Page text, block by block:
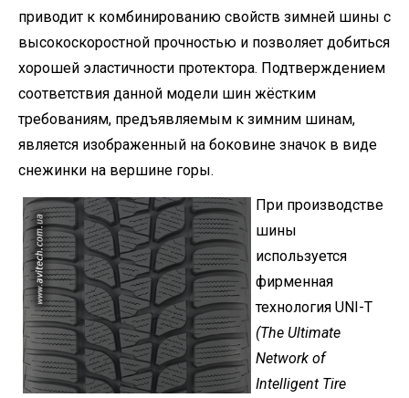
приводит к комбинированию свойств зимней шины с
высокоскоростной прочностью и позволяет добиться
хорошей эластичности протектора. Подтверждением
соответствия данной модели шин жёстким
требованиям, предъявляемым к зимним шинам,
является изображенный на боковине значок в виде
снежинки на вершине горы.
При производстве
шины
используется
фирменная
технология UNI-T
(The Ultimate
Network of
Intelligent Tire